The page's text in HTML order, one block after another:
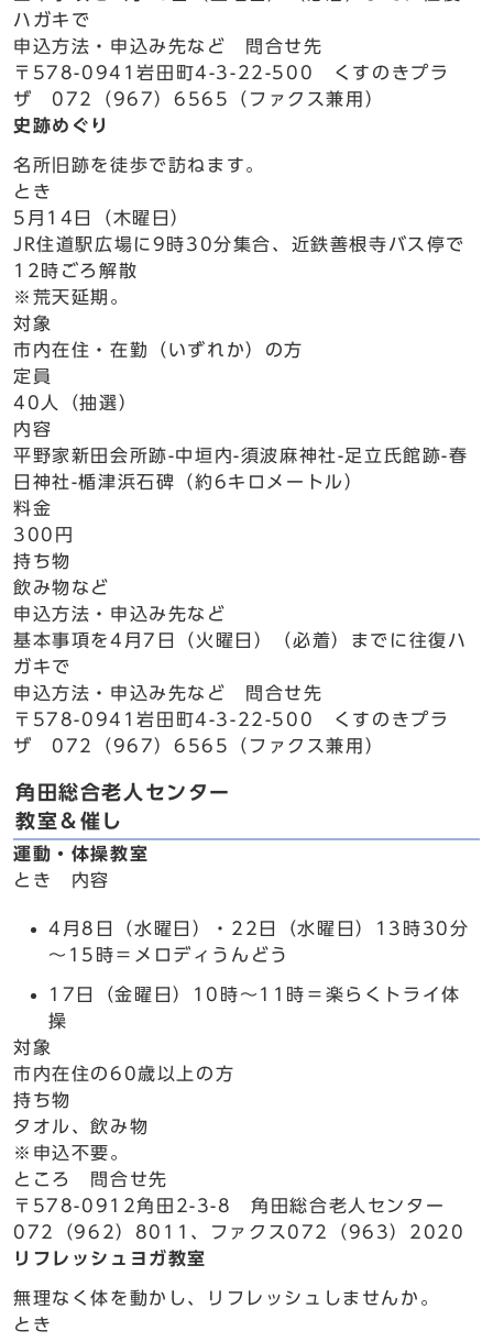
ハガキで
申込方法・申込み先など 問合せ先
〒578-0941岩田町4-3-22-500 くすのきプラ
ザ 072（967）6565（ファクス兼用）
史跡めぐり
名所旧跡を徒歩で訪ねます。
とき
5月14日（木曜日）
JR住道駅広場に9時30分集合、近鉄善根寺バス停で
12時ごろ解散
※荒天延期。
対象
市内在住・在勤（いずれか）の方
定員
40人（抽選）
内容
平野家新田会所跡-中垣内-須波麻神社-足立氏館跡-春
日神社-楯津浜石碑（約6キロメートル）
料金
300円
持ち物
飲み物など
申込方法・申込み先など
基本事項を4月7日（火曜日）（必着）までに往復ハ
ガキで
申込方法・申込み先など 問合せ先
〒578-0941岩田町4-3-22-500 くすのきプラ
ザ 072（967）6565（ファクス兼用）
角田総合老人センター
教室＆催し
運動・体操教室
とき 内容
4月8日（水曜日）・22日（水曜日）13時30分
～15時＝メロディうんどう
17日（金曜日）10時～11時＝楽らくトライ体
操
対象
市内在住の60歳以上の方
持ち物
タオル、飲み物
※申込不要。
ところ 問合せ先
〒578-0912角田2-3-8 角田総合老人センター
072（962）8011、ファクス072（963）2020
リフレッシュヨガ教室
無理なく体を動かし、リフレッシュしませんか。
とき